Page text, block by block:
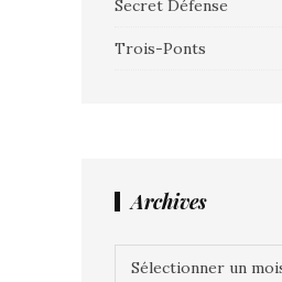
Secret Défense
Trois-Ponts
Archives